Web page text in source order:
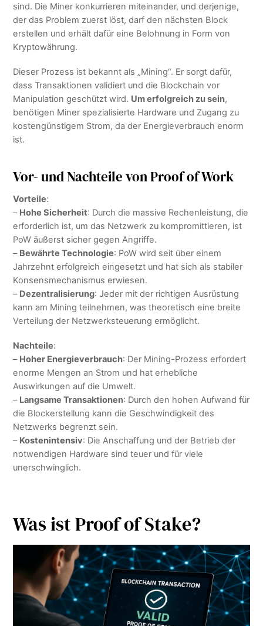
sind. Die Miner konkurrieren miteinander, und derjenige,
der das Problem zuerst löst, darf den nächsten Block
erstellen und erhält dafür eine Belohnung in Form von
Kryptowährung.
Dieser Prozess ist bekannt als „Mining“. Er sorgt dafür,
dass Transaktionen validiert und die Blockchain vor
Manipulation geschützt wird. Um erfolgreich zu sein,
benötigen Miner spezialisierte Hardware und Zugang zu
kostengünstigem Strom, da der Energieverbrauch enorm
ist.
Vor- und Nachteile von Proof of Work
Vorteile:
– Hohe Sicherheit: Durch die massive Rechenleistung, die
erforderlich ist, um das Netzwerk zu kompromittieren, ist
PoW äußerst sicher gegen Angriffe.
– Bewährte Technologie: PoW wird seit über einem
Jahrzehnt erfolgreich eingesetzt und hat sich als stabiler
Konsensmechanismus erwiesen.
– Dezentralisierung: Jeder mit der richtigen Ausrüstung
kann am Mining teilnehmen, was theoretisch eine breite
Verteilung der Netzwerksteuerung ermöglicht.
Nachteile:
– Hoher Energieverbrauch: Der Mining-Prozess erfordert
enorme Mengen an Strom und hat erhebliche
Auswirkungen auf die Umwelt.
– Langsame Transaktionen: Durch den hohen Aufwand für
die Blockerstellung kann die Geschwindigkeit des
Netzwerks begrenzt sein.
– Kostenintensiv: Die Anschaffung und der Betrieb der
notwendigen Hardware sind teuer und für viele
unerschwinglich.
Was ist Proof of Stake?